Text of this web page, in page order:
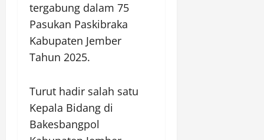
tergabung dalam 75
Pasukan Paskibraka
Kabupaten Jember
Tahun 2025.
Turut hadir salah satu
Kepala Bidang di
Bakesbangpol